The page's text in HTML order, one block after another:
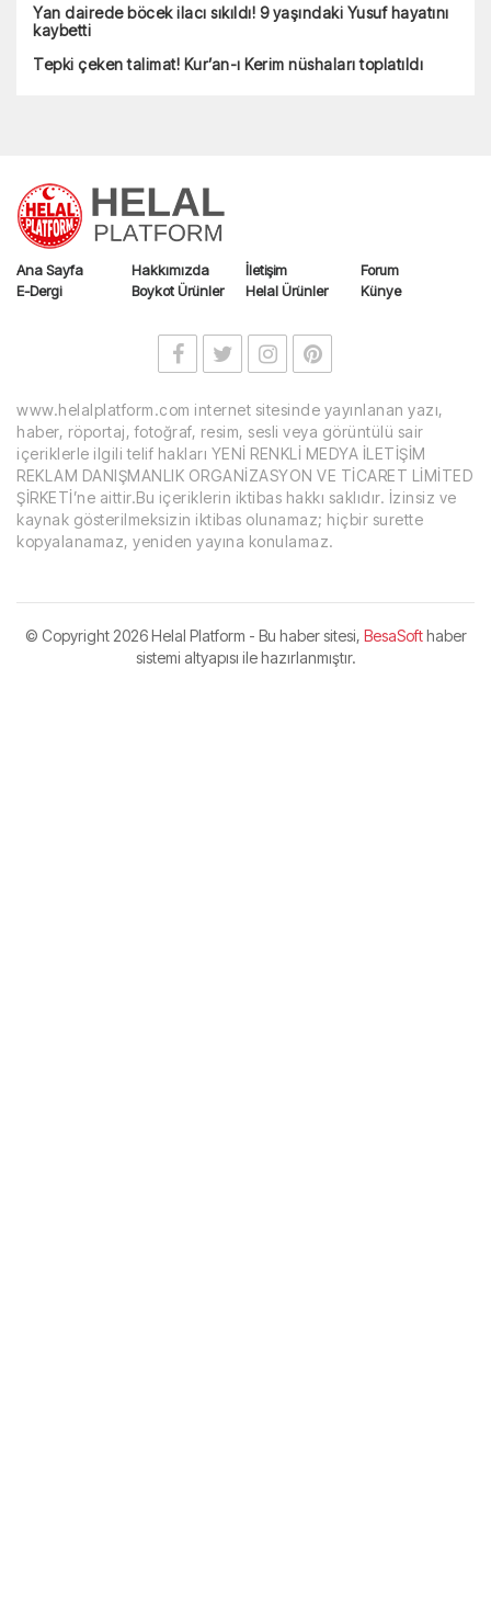
Yan dairede böcek ilacı sıkıldı! 9 yaşındaki Yusuf hayatını
kaybetti
Tepki çeken talimat! Kur’an-ı Kerim nüshaları toplatıldı
Ana Sayfa Hakkımızda İletişim
Forum
E-Dergi
Boykot Ürünler Helal Ürünler Künye
www.helalplatform.com internet sitesinde yayınlanan yazı,
haber, röportaj, fotoğraf, resim, sesli veya görüntülü sair
içeriklerle ilgili telif hakları YENİ RENKLİ MEDYA İLETİŞİM
REKLAM DANIŞMANLIK ORGANİZASYON VE TİCARET LİMİTED
ŞİRKETİ’ne aittir.Bu içeriklerin iktibas hakkı saklıdır. İzinsiz ve
kaynak gösterilmeksizin iktibas olunamaz; hiçbir surette
kopyalanamaz, yeniden yayına konulamaz.
© Copyright2026 Helal Platform - Bu haber sitesi, BesaSofthaber
sistemi altyapısı ile hazırlanmıştır.